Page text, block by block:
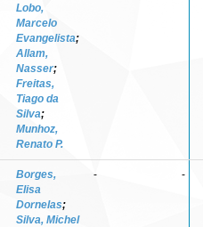
Lobo,
Marcelo
Evangelista;
Allam,
Nasser;
Freitas,
Tiago da
Silva;
Munhoz,
Renato P.
Borges,
Elisa
Dornelas;
Silva, Michel
- -